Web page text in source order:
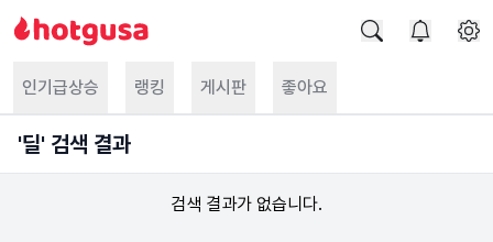
인기급상승 랭킹 게시판 좋아요
'딜' 검색 결과
검색 결과가 없습니다.